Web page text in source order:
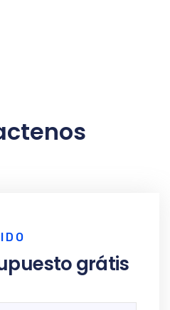
grátis